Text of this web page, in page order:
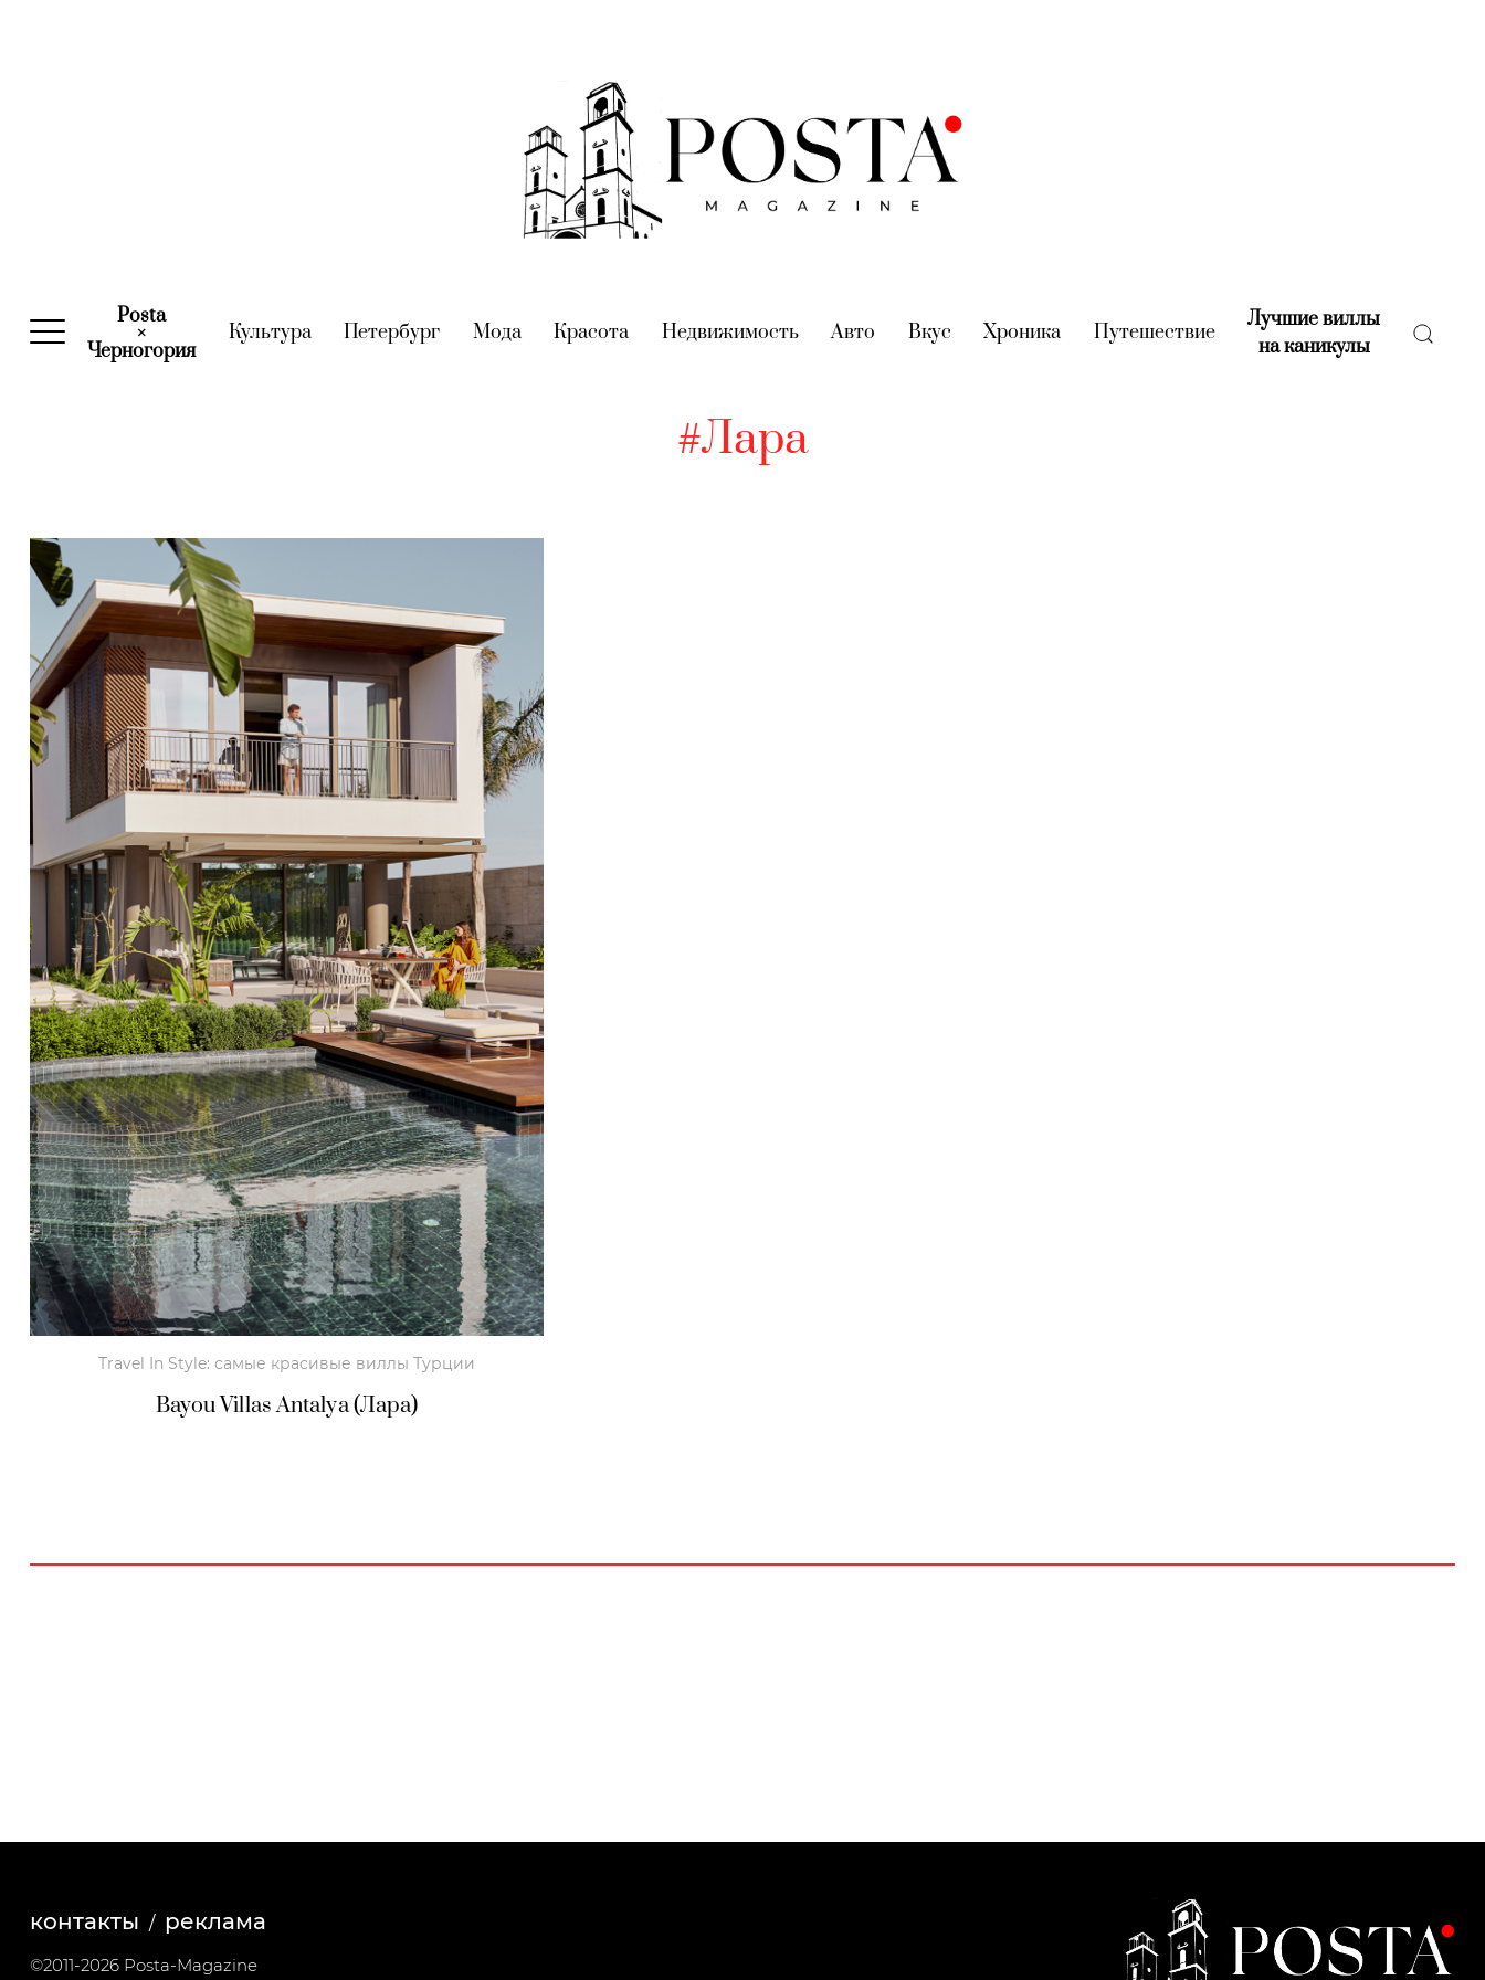
Posta
×
Черногория(current)
Культура(current)
Петербург (current)
Мода(current)
Красота (current)
Недвижимость(current)
Авто (current)
Вкус (current)
Хроника (current)
Путешествие(current)
Лучшие виллы
на каникулы(current)
#Лара
Travel In Style: самые красивые виллы Турции
Bayou Villas Antalya (Лара)
контакты реклама
©2011-2026 Posta-Magazine